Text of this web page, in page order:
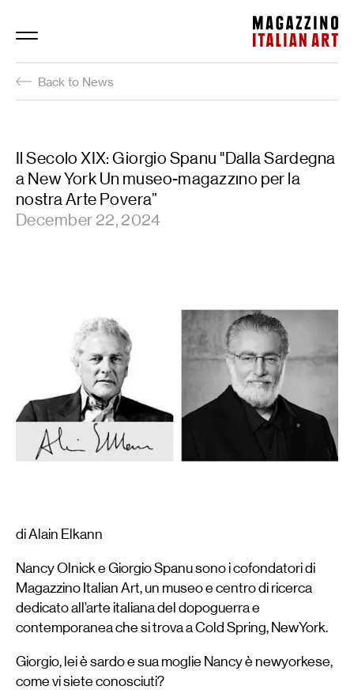
Magazzino Italian Art
Back to News
Il Secolo XIX: Giorgio Spanu "Dalla Sardegna
a New York Un museo-magazzıno per la
nostra Arte Povera”
December 22, 2024
di Alain Elkann
Nancy Olnick e Giorgio Spanu sono i cofondatori di
Magazzino Italian Art, un museo e centro di ricerca
dedicato all’arte italiana del dopoguerra e
contemporanea che si trova a Cold Spring, NewYork.
Giorgio, lei è sardo e sua moglie Nancy è newyorkese,
come vi siete conosciuti?